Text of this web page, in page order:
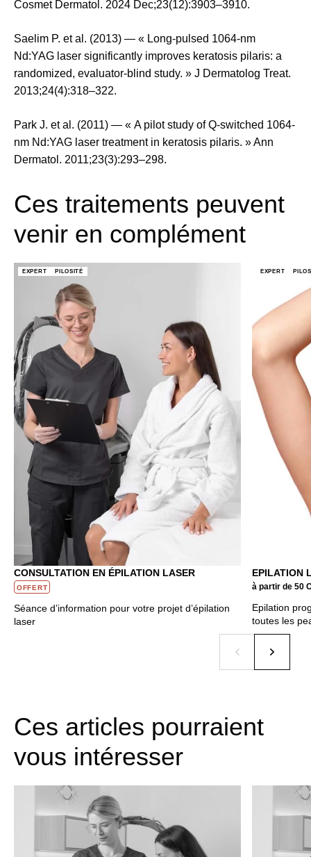
Cosmet Dermatol. 2024 Dec;23(12):3903–3910.
Saelim P. et al. (2013) — « Long-pulsed 1064-nm
Nd:YAG laser significantly improves keratosis pilaris: a
randomized, evaluator-blind study. » J Dermatolog Treat.
2013;24(4):318–322.
Park J. et al. (2011) — « A pilot study of Q-switched 1064-
nm Nd:YAG laser treatment in keratosis pilaris. » Ann
Dermatol. 2011;23(3):293–298.
Ces traitements peuvent
venir en complément
EXPERT PILOSITÉ
CONSULTATION EN ÉPILATION LASER
OFFERT
Séance d’information pour votre projet d’épilation
laser
EXPERT
EPILATION
à partir de 50
Epilation
toutes les
Ces articles pourraient
vous intéresser